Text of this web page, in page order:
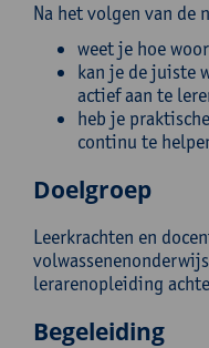
Na het volgen van de
weet je hoe
kan je de juiste
actief aan te
heb je
continu te
Doelgroep
Leerkrachten en
lerarenopleiding
Begeleiding